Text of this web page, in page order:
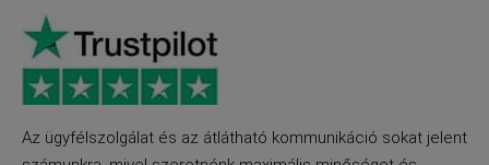
Az ügyfélszolgálat és az átlátható kommunikáció sokat jelent